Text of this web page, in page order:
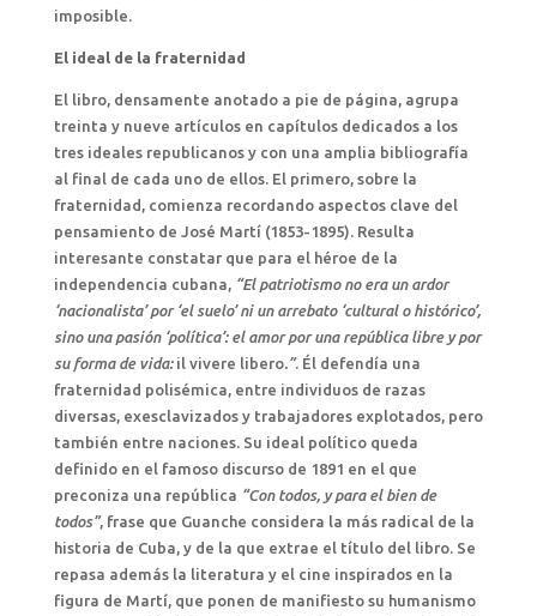
imposible.
El ideal de la fraternidad
El libro, densamente anotado a pie de página, agrupa
treinta y nueve artículos en capítulos dedicados a los
tres ideales republicanos y con una amplia bibliografía
al final de cada uno de ellos. El primero, sobre la
fraternidad, comienza recordando aspectos clave del
pensamiento de José Martí (1853-1895). Resulta
interesante constatar que para el héroe de la
independencia cubana, “El patriotismo no era un ardor
‘nacionalista’ por ‘el suelo’ ni un arrebato ‘cultural o histórico’,
sino una pasión ‘política’: el amor por una república libre y por
su forma de vida: il vivere libero.”. Él defendía una
fraternidad polisémica, entre individuos de razas
diversas, exesclavizados y trabajadores explotados, pero
también entre naciones. Su ideal político queda
definido en el famoso discurso de 1891 en el que
preconiza una república “Con todos, y para el bien de
todos”, frase que Guanche considera la más radical de la
historia de Cuba, y de la que extrae el título del libro. Se
repasa además la literatura y el cine inspirados en la
figura de Martí, que ponen de manifiesto su humanismo